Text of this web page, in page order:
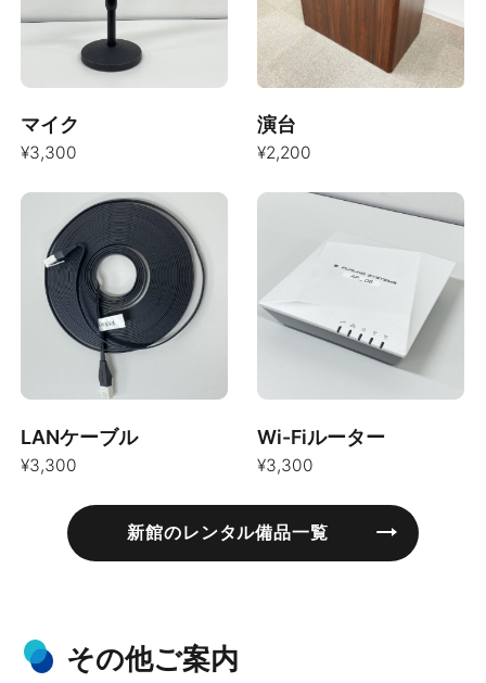
マイク
¥3,300
演台
¥2,200
LANケーブル
¥3,300
Wi-Fiルーター
¥3,300
新館のレンタル備品一覧
その他ご案内